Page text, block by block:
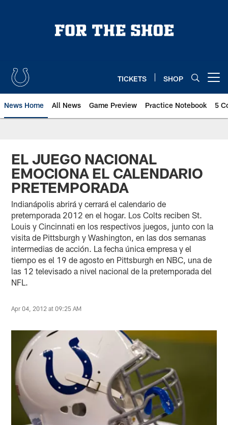
TICKETS SHOP
News Home All News Game Preview Practice Notebook 5
EL JUEGO NACIONAL
EMOCIONA EL CALENDARIO
PRETEMPORADA
Indianápolis abrirá y cerrará el calendario de
pretemporada 2012 en el hogar. Los Colts reciben St.
Louis y Cincinnati en los respectivos juegos, junto con la
visita de Pittsburgh y Washington, en las dos semanas
intermedias de acción. La fecha única empresa y el
tiempo es el 19 de agosto en Pittsburgh en NBC, una de
las 12 televisado a nivel nacional de la pretemporada del
NFL.
Apr 04, 2012 at 09:25 AM